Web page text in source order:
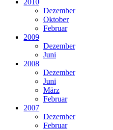
Dezember
Oktober
Februar
2009
Dezember
Juni
2008
Dezember
Juni
März
Februar
2007
Dezember
Februar